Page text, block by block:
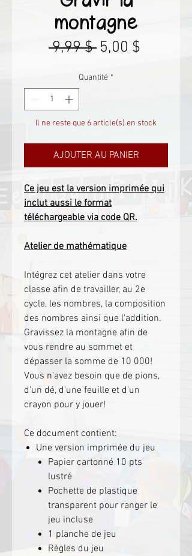
montagne
9,99 $ Prix
5,00 $
Quantité *
Il ne reste que 6 article(s) en stock
AJOUTER AU PANIER
Ce jeu est la version imprimée qui
inclut aussi le format
téléchargeable via code QR.
Atelier de mathématique
Intégrez cet atelier dans votre
classe afin de travailler, au 2e
cycle, les nombres, la composition
des nombres ainsi que l'addition.
Gravissez la montagne afin de
vous rendre au sommet et
dépasser la somme de 10 000!
Vous n'avez besoin que de pions,
d'un dé, d'une feuille et d'un
crayon pour y jouer!
Ce document contient:
Une version imprimée du jeu
Papier cartonné 10 pts
lustré
Pochette de plastique
transparent pour ranger le
jeu incluse
1 planche de jeu
Règles du jeu